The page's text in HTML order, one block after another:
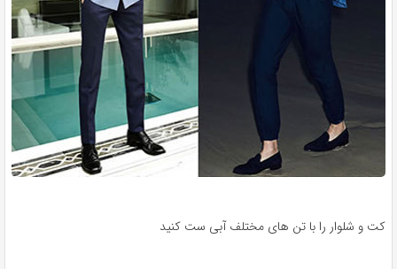
کت و شلوار را با تن های مختلف آبی ست کنید